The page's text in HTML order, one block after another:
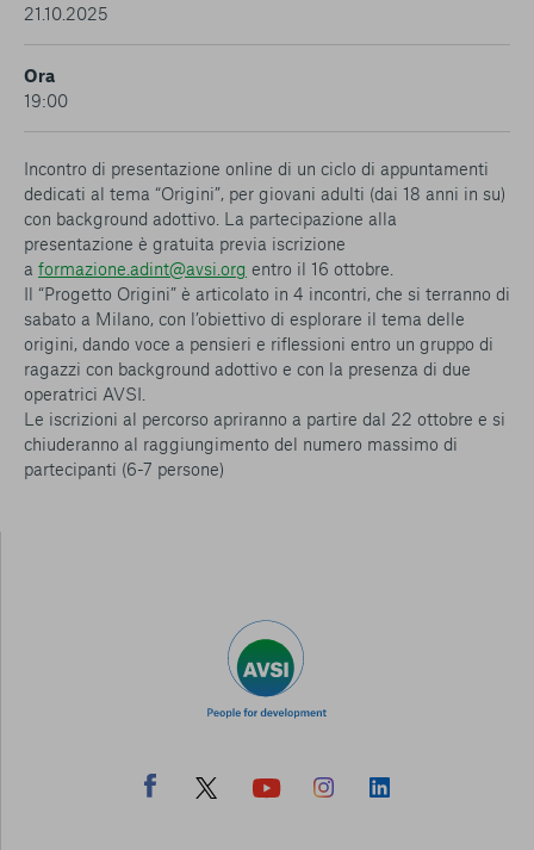
conto del fatto che il blocco di alcuni cookie può
selezione relativa ai cookie effettuata verrà salvata. Se non è
stata selezionata alcuna opzione, premere questo pulsante
equivarrà a rifiutare tutti i cookie. Per ulteriori informazioni, è
possibile consultare la nostra
Ulteriori informazioni
Cookie strettamente necessari
Cookie di analisi
Cookies di marketing
21.10.2025
Ora
19:00
Incontro di presentazione online di un ciclo di appuntamenti
dedicati al tema “Origini”, per giovani adulti (dai 18 anni in su)
con background adottivo. La partecipazione alla
presentazione è gratuita previa iscrizione
a formazione.adint@avsi.org entro il 16 ottobre.
Il “Progetto Origini” è articolato in 4 incontri, che si terranno di
sabato a Milano, con l’obiettivo di esplorare il tema delle
origini, dando voce a pensieri e riflessioni entro un gruppo di
ragazzi con background adottivo e con la presenza di due
operatrici AVSI.
Le iscrizioni al percorso apriranno a partire dal 22 ottobre e si
chiuderanno al raggiungimento del numero massimo di
partecipanti (6-7 persone)